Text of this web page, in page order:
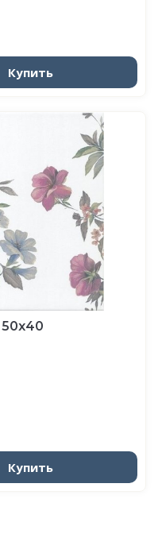
Купить
Купить